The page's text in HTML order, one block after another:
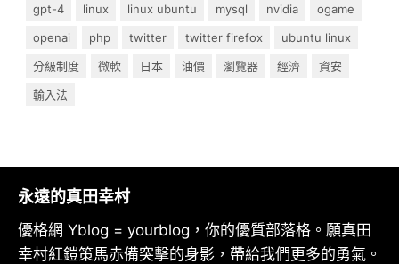
gpt-4
linux linux ubuntu mysql nvidia
ogame
openai
php twitter twitter firefox
ubuntu linux
分級制度
微軟 日本 油價 瀏覽器 經濟
資安
輸入法
永遠的真田幸村
優格網 Yblog = yourblog，你的優質部落格。願真田
幸村紅鎧策馬赤備突擊的身影，帶給我們更多的勇氣。